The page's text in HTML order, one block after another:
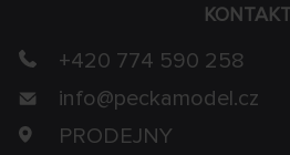
+420 774 590 258
info@peckamodel.cz
PRODEJNY